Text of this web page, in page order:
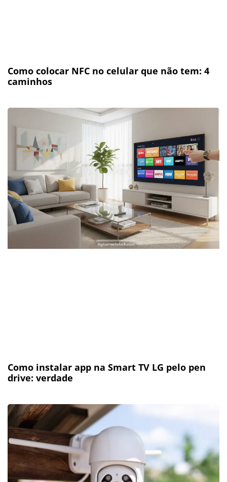
Como colocar NFC no celular que não tem: 4
caminhos
Como instalar app na Smart TV LG pelo pen
drive: verdade